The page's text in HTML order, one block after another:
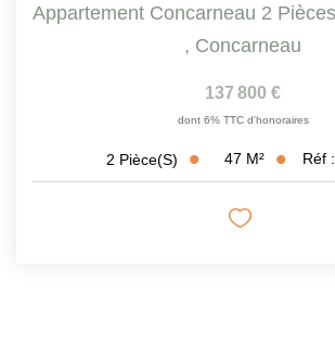
, Concarneau
137 800 €
dont 6% TTC d'honoraires
2 Pièce(s) 47 M² Réf :